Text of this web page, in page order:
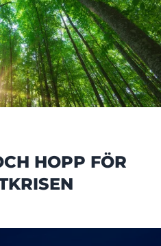
HOPP FÖR